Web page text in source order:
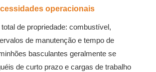
operacionais
de propriedade: combustível,
de manutenção e tempo de
basculantes geralmente se
de curto prazo e cargas de trabalho